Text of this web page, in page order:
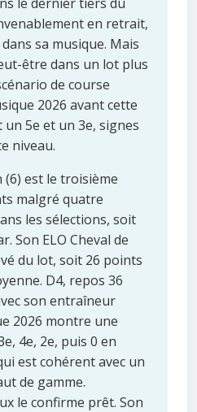
en retrait,
sa musique. Mais
être dans un lot plus
de course
2026 avant cette
5e et un 3e, signes
niveau.
est le troisième
malgré quatre
les sélections, soit
Son ELO Cheval de
du lot, soit 26 points
D4, repos 36
son entraîneur
2026 montre une
4e, 2e, puis 0 en
est cohérent avec un
de gamme.
le confirme prêt. Son